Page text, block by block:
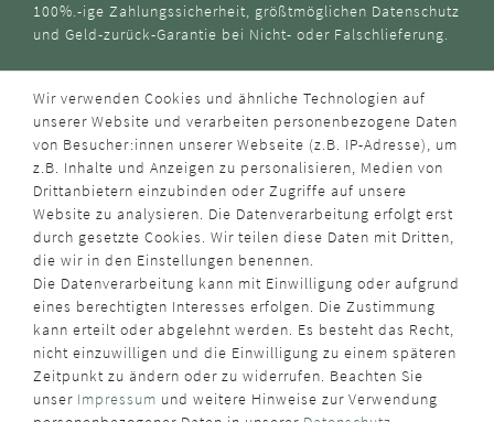
100%.-ige Zahlungssicherheit, größtmöglichen Datenschutz
und Geld-zurück-Garantie bei Nicht- oder Falschlieferung.
Wir verwenden Cookies und ähnliche Technologien auf
unserer Website und verarbeiten personenbezogene Daten
von Besucher:innen unserer Webseite (z.B. IP-Adresse), um
z.B. Inhalte und Anzeigen zu personalisieren, Medien von
Drittanbietern einzubinden oder Zugriffe auf unsere
Website zu analysieren. Die Datenverarbeitung erfolgt erst
durch gesetzte Cookies. Wir teilen diese Daten mit Dritten,
die wir in den Einstellungen benennen.
Die Datenverarbeitung kann mit Einwilligung oder aufgrund
eines berechtigten Interesses erfolgen. Die Zustimmung
kann erteilt oder abgelehnt werden. Es besteht das Recht,
nicht einzuwilligen und die Einwilligung zu einem späteren
Zeitpunkt zu ändern oder zu widerrufen. Beachten Sie
unser Impressum und weitere Hinweise zur Verwendung